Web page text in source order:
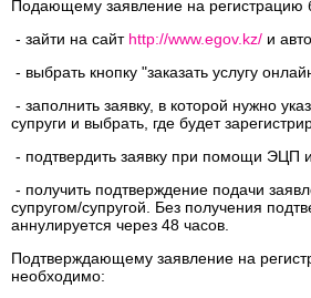
Подающему заявление на регистрацию
- зайти на сайт http://www.egov.kz/ и
- выбрать кнопку "заказать услугу
- заполнить заявку, в которой нужно
супруги и выбрать, где будет
- подтвердить заявку при помощи ЭЦП
- получить подтверждение подачи
супругом/супругой. Без получения
аннулируется через 48 часов.
Подтверждающему заявление на
необходимо: